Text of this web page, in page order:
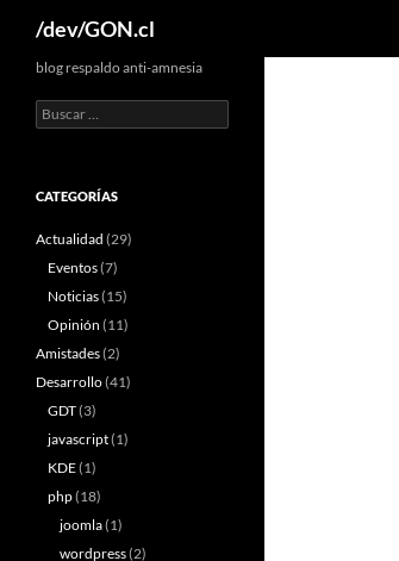
/dev/GON.cl
blog respaldo anti-amnesia
Buscar:
CATEGORÍAS
Actualidad (29)
Eventos(7)
Noticias(15)
Opinión (11)
Amistades(2)
Desarrollo(41)
GDT(3)
javascript(1)
KDE(1)
php(18)
joomla(1)
wordpress(2)